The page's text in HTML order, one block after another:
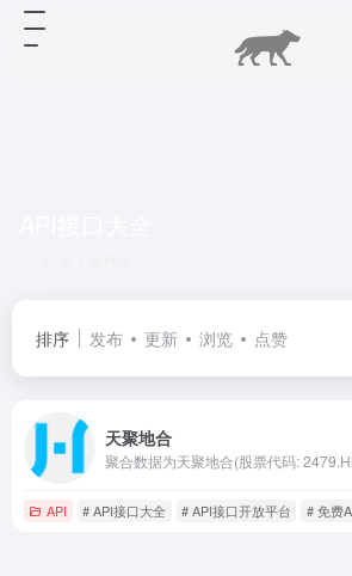
排序 发布 更新 浏览 点赞
天聚地合
API # API接口大全 # API接口开放平台 # 免费